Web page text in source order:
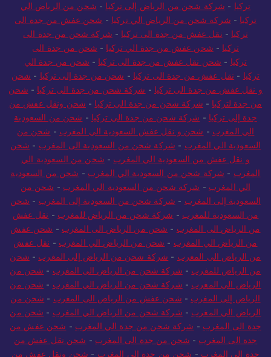
تركيا - شركة شحن من الرياض إلى تركيا - شحن من الرياض الي
تركيا - شركة شحن من الرياض الي تركيا - شحن عفش من جدة الى
تركيا - نقل عفش من جدة الى تركيا - شركة شحن من جدة الى
تركيا - شحن عفش من جدة الي تركيا - شحن من جدة الى
تركيا - شحن نقل عفش من جدة الى تركيا - شحن من جدة الي
تركيا - نقل عفش من جدة الى تركيا - شحن من جدة إلى تركيا - شحن
و نقل عفش من جدة الى تركيا - شركة شحن من جدة الى تركيا - شحن
من جدة لتركيا - شركة شحن من جدة الي تركيا - شحن ونقل عفش من
جدة إلى تركيا - شركة شحن من جدة الي تركيا - شحن من السعودية
الي المغرب - شحن و نقل عفش السعودية الي المغرب - شحن من
السعودية الي المغرب - شركة شحن من السعودية الى المغرب - شحن
و نقل عفش من السعودية الي المغرب - شحن من السعودية الي
المغرب - شركة شحن من السعودية الي المغرب - شحن من السعودية
الي المغرب - شركة شحن من السعودية الي المغرب - شحن من
السعودية إلى المغرب - شركة شحن من السعودية إلى المغرب - شحن
من السعودية للمغرب - شركة شحن من الرياض للمغرب - نقل عفش
من الرياض الى المغرب - شحن من الرياض الى المغرب - شحن عفش
من الرياض الي المغرب - شحن من الرياض الي المغرب - نقل عفش
من الرياض الى المغرب - شركة شحن من الرياض إلى المغرب - شحن
من الرياض للمغرب - شركة شحن من الرياض الى المغرب - شحن من
الرياض الي المغرب - شركة شحن من الرياض الي المغرب - شحن من
الرياض إلى المغرب - شحن عفش من الرياض الى المغرب - شحن من
الرياض الي المغرب - شركة شحن من الرياض الي المغرب - شحن من
جدة الى المغرب - شركة شحن من جدة الي المغرب - شحن عفش من
جدة الى المغرب - شحن من جدة الى المغرب - شحن نقل عفش من
جدة الى المغرب - شحن من جدة الى المغرب - شحن ونقل عفش من